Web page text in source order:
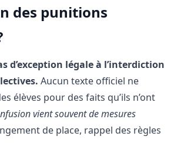
des punitions
d’exception légale à l’interdiction
Aucun texte officiel ne
élèves pour des faits qu’ils n’ont
vient souvent de mesures
de place, rappel des règles